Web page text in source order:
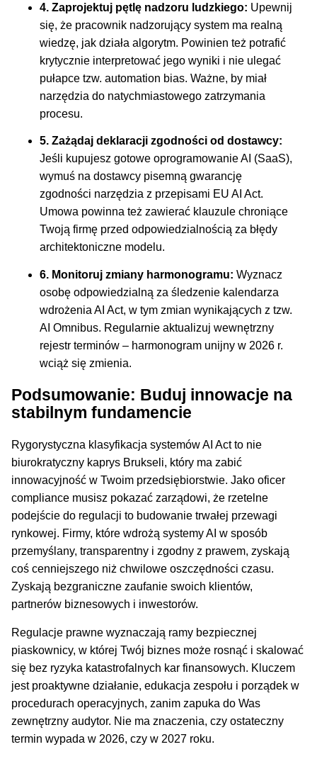
4. Zaprojektuj pętlę nadzoru ludzkiego: Upewnij
się, że pracownik nadzorujący system ma realną
wiedzę, jak działa algorytm. Powinien też potrafić
krytycznie interpretować jego wyniki i nie ulegać
pułapce tzw. automation bias. Ważne, by miał
narzędzia do natychmiastowego zatrzymania
procesu.
5. Zażądaj deklaracji zgodności od dostawcy:
Jeśli kupujesz gotowe oprogramowanie AI (SaaS),
wymuś na dostawcy pisemną gwarancję
zgodności narzędzia z przepisami EU AI Act.
Umowa powinna też zawierać klauzule chroniące
Twoją firmę przed odpowiedzialnością za błędy
architektoniczne modelu.
6. Monitoruj zmiany harmonogramu: Wyznacz
osobę odpowiedzialną za śledzenie kalendarza
wdrożenia AI Act, w tym zmian wynikających z tzw.
AI Omnibus. Regularnie aktualizuj wewnętrzny
rejestr terminów – harmonogram unijny w 2026 r.
wciąż się zmienia.
Podsumowanie: Buduj innowacje na
stabilnym fundamencie
Rygorystyczna klasyfikacja systemów AI Act to nie
biurokratyczny kaprys Brukseli, który ma zabić
innowacyjność w Twoim przedsiębiorstwie. Jako oficer
compliance musisz pokazać zarządowi, że rzetelne
podejście do regulacji to budowanie trwałej przewagi
rynkowej. Firmy, które wdrożą systemy AI w sposób
przemyślany, transparentny i zgodny z prawem, zyskają
coś cenniejszego niż chwilowe oszczędności czasu.
Zyskają bezgraniczne zaufanie swoich klientów,
partnerów biznesowych i inwestorów.
Regulacje prawne wyznaczają ramy bezpiecznej
piaskownicy, w której Twój biznes może rosnąć i skalować
się bez ryzyka katastrofalnych kar finansowych. Kluczem
jest proaktywne działanie, edukacja zespołu i porządek w
procedurach operacyjnych, zanim zapuka do Was
zewnętrzny audytor. Nie ma znaczenia, czy ostateczny
termin wypada w 2026, czy w 2027 roku.